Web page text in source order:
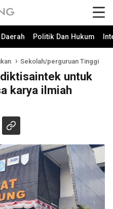
Politik Dan Hukum
Sekolah/perguruan Tinggi
untuk
karya ilmiah